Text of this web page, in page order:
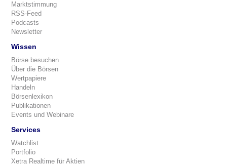
Marktstimmung
RSS-Feed
Podcasts
Newsletter
Wissen
Börse besuchen
Über die Börsen
Wertpapiere
Handeln
Börsenlexikon
Publikationen
Events und Webinare
Services
Watchlist
Portfolio
Xetra Realtime für Aktien